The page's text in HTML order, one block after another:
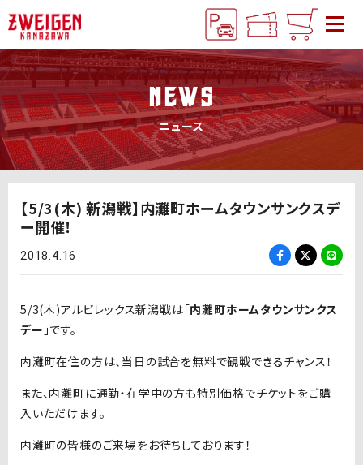
NEWS
ニュース
【5/3(木) 新潟戦】内灘町ホームタウンサンクスデ
ー開催！
2018.4.16
5/3(木)アルビレックス新潟戦は「内灘町ホームタウンサンクス
デー 」です。
内灘町在住の方は、当日の試合を無料で観戦できるチャンス！
また、内灘町に通勤・在学中の方も特別価格でチケットをご購
入いただけます。
内灘町の皆様のご来場をお待ちしております！